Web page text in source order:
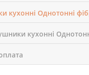
кухонні Однотонні
кухонні